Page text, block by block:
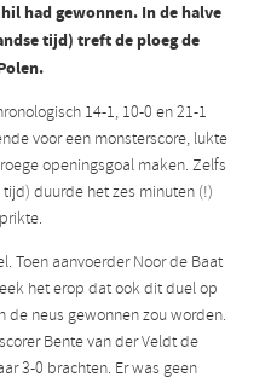
had gewonnen. In de halve
tijd) treft de ploeg de
14-1, 10-0 en 21-1
voor een monsterscore, lukte
openingsgoal maken. Zelfs
duurde het zes minuten (!)
Toen aanvoerder Noor de Baat
het erop dat ook dit duel op
de neus gewonnen zou worden.
Bente van der Veldt de
3-0 brachten. Er was geen